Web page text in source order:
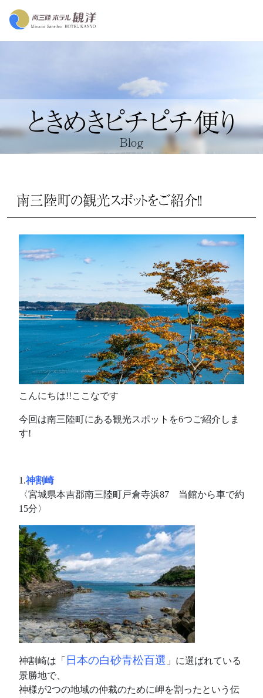
ときめきピチピチ便り
Blog
南三陸町の観光スポットをご紹介!!
こんにちは!!ここなです
今回は南三陸町にある観光スポットを6つご紹介しま
す!
1.神割崎
〈宮城県本吉郡南三陸町戸倉寺浜87 当館から車で約
15分〉
神割崎は「 日本の白砂青松百選 」に選ばれている
景勝地で、
神様が2つの地域の仲裁のために岬を割ったという伝